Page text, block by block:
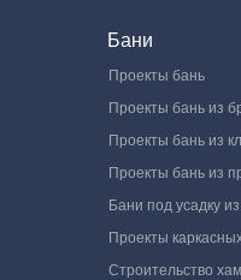
Бани
Проекты бань
Проекты бань из
Проекты бань из
Проекты бань из
Бани под усадку
Проекты
Строительство